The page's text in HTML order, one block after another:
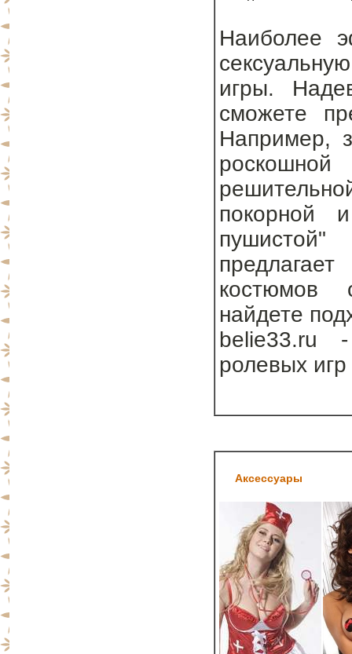
Наиболее
игры.
сможете
Например,
покорной
костюмов
найдете
belie33.ru
ролевых игр
Аксессуары